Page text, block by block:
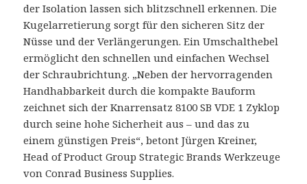
der Isolation lassen sich blitzschnell erkennen. Die
Kugelarretierung sorgt für den sicheren Sitz der
Nüsse und der Verlängerungen. Ein Umschalthebel
ermöglicht den schnellen und einfachen Wechsel
der Schraubrichtung. „Neben der hervorragenden
Handhabbarkeit durch die kompakte Bauform
zeichnet sich der Knarrensatz 8100 SB VDE 1 Zyklop
durch seine hohe Sicherheit aus – und das zu
einem günstigen Preis“, betont Jürgen Kreiner,
Head of Product Group Strategic Brands Werkzeuge
von Conrad Business Supplies.